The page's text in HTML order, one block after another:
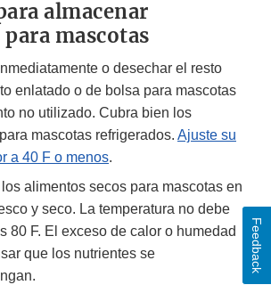
almacenar
mascotas
o desechar el resto
enlatado o de bolsa para mascotas
no utilizado. Cubra bien los
mascotas refrigerados. Ajuste su
a 40 F o menos.
alimentos secos para mascotas en
y seco. La temperatura no debe
80 F. El exceso de calor o humedad
que los nutrientes se
Feedback